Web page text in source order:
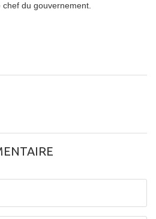
du gouvernement.